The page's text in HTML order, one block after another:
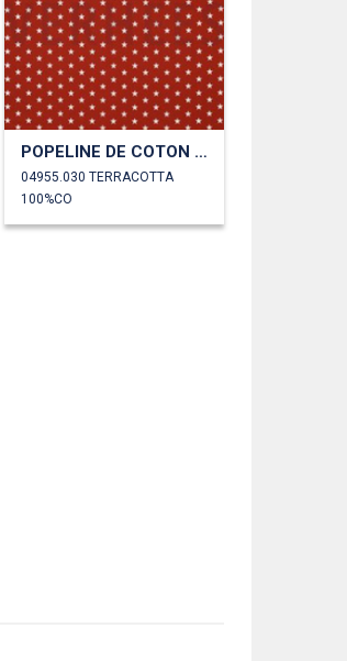
POPELINE DE COTON PETITES ÉTOILES
04955.030 TERRACOTTA
100%CO